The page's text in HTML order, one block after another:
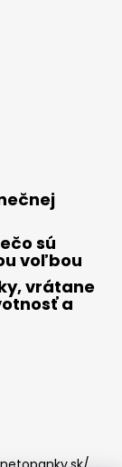
sú
voľbou
vrátane
a